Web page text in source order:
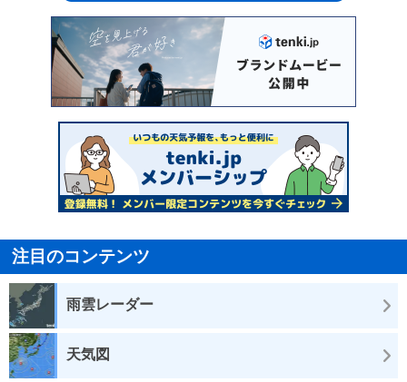
注目のコンテンツ
雨雲レーダー
天気図